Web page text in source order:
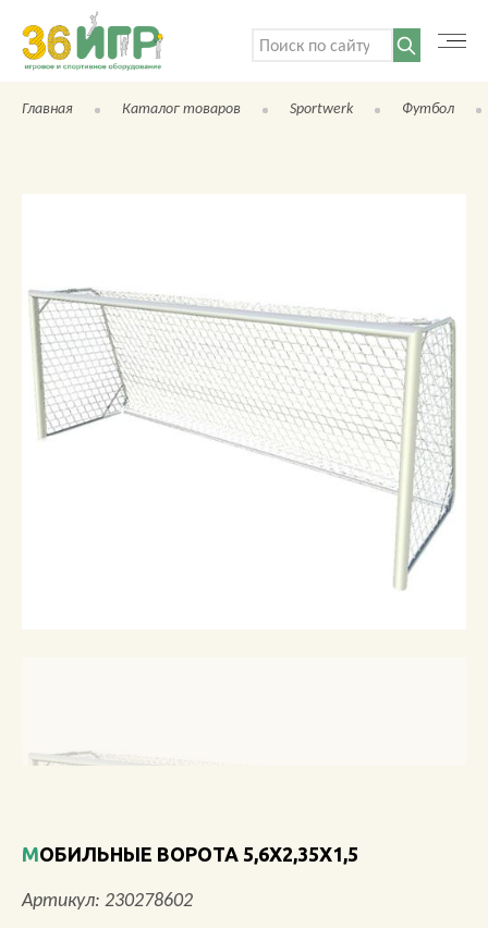
КАТАЛОГ ТОВАРОВ
Поиск:
Главная Каталог товаров Sportwerk Футбол
МОБИЛЬНЫЕ ВОРОТА 5,6Х2,35Х1,5
Артикул: 230278602